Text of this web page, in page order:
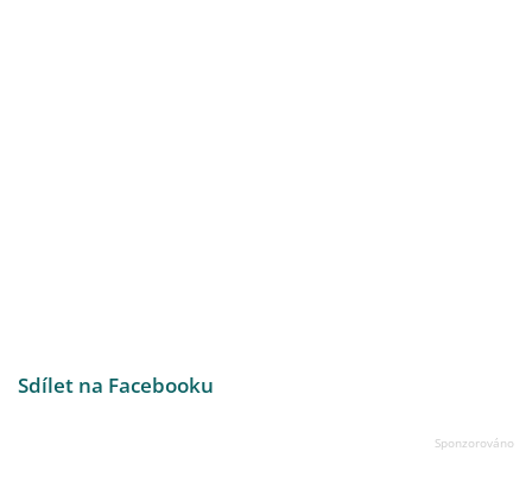
Sdílet na Facebooku